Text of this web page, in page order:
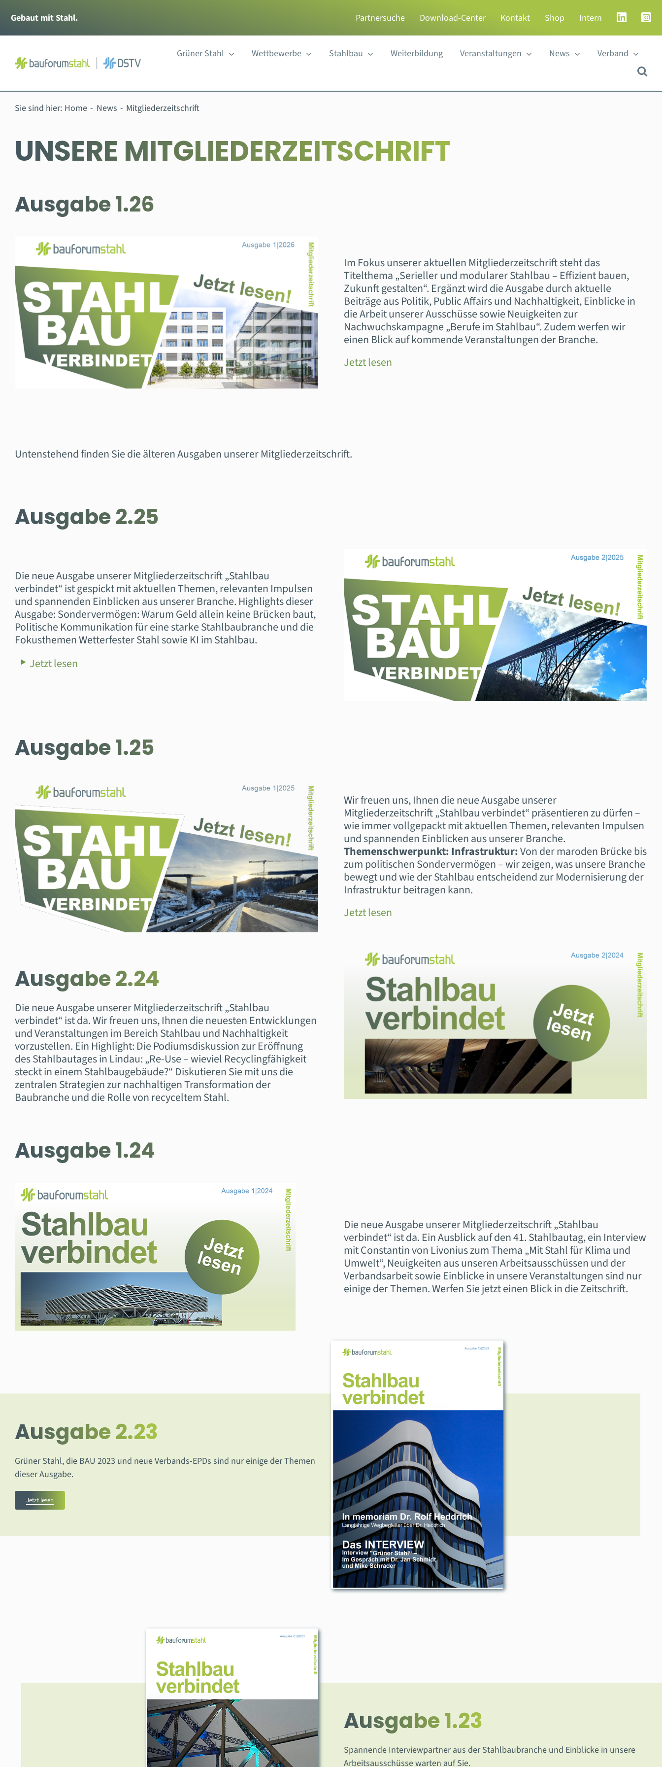
Inhalt
springen
Gebaut mit Stahl. Partnersuche Download-Center Kontakt Shop Intern
Grüner Stahl Wettbewerbe Stahlbau Weiterbildung Veranstaltungen News Verband
Sie sind hier: Home News Mitgliederzeitschrift
UNSERE MITGLIEDERZEITSCHRIFT
Ausgabe 1.26
Im Fokus unserer aktuellen Mitgliederzeitschrift steht das
Titelthema „Serieller und modularer Stahlbau – Effizient bauen,
Zukunft gestalten“. Ergänzt wird die Ausgabe durch aktuelle
Beiträge aus Politik, Public Affairs und Nachhaltigkeit, Einblicke in
die Arbeit unserer Ausschüsse sowie Neuigkeiten zur
Nachwuchskampagne „Berufe im Stahlbau“. Zudem werfen wir
einen Blick auf kommende Veranstaltungen der Branche.
Jetzt lesen
Untenstehend finden Sie die älteren Ausgaben unserer Mitgliederzeitschrift.
Ausgabe 2.25
Die neue Ausgabe unserer Mitgliederzeitschrift „Stahlbau
verbindet“ ist gespickt mit aktuellen Themen, relevanten Impulsen
und spannenden Einblicken aus unserer Branche. Highlights dieser
Ausgabe: Sondervermögen: Warum Geld allein keine Brücken baut,
Politische Kommunikation für eine starke Stahlbaubranche und die
Fokusthemen Wetterfester Stahl sowie KI im Stahlbau.
Jetzt lesen
Ausgabe 1.25
Wir freuen uns, Ihnen die neue Ausgabe unserer
Mitgliederzeitschrift „Stahlbau verbindet“ präsentieren zu dürfen –
wie immer vollgepackt mit aktuellen Themen, relevanten Impulsen
und spannenden Einblicken aus unserer Branche.
Themenschwerpunkt: Infrastruktur:Von der maroden Brücke bis
zum politischen Sondervermögen – wir zeigen, was unsere Branche
bewegt und wie der Stahlbau entscheidend zur Modernisierung der
Infrastruktur beitragen kann.
Jetzt lesen
Ausgabe 2.24
Die neue Ausgabe unserer Mitgliederzeitschrift „Stahlbau
verbindet“ ist da. Wir freuen uns, Ihnen die neuesten Entwicklungen
und Veranstaltungen im Bereich Stahlbau und Nachhaltigkeit
vorzustellen. Ein Highlight: Die Podiumsdiskussion zur Eröffnung
des Stahlbautages in Lindau: „Re-Use – wieviel Recyclingfähigkeit
steckt in einem Stahlbaugebäude?“ Diskutieren Sie mit uns die
zentralen Strategien zur nachhaltigen Transformation der
Baubranche und die Rolle von recyceltem Stahl.
Ausgabe 1.24
Die neue Ausgabe unserer Mitgliederzeitschrift „Stahlbau
verbindet“ ist da. Ein Ausblick auf den 41. Stahlbautag, ein Interview
mit Constantin von Livonius zum Thema „Mit Stahl für Klima und
Umwelt“, Neuigkeiten aus unseren Arbeitsausschüssen und der
Verbandsarbeit sowie Einblicke in unsere Veranstaltungen sind nur
einige der Themen. Werfen Sie jetzt einen Blick in die Zeitschrift.
Ausgabe 2.23
Grüner Stahl, die BAU 2023 und neue Verbands-EPDs sind nur einige der Themen
dieser Ausgabe.
Jetzt lesen
Ausgabe 1.23
Spannende Interviewpartner aus der Stahlbaubranche und Einblicke in unsere
Arbeitsausschüsse warten auf Sie.